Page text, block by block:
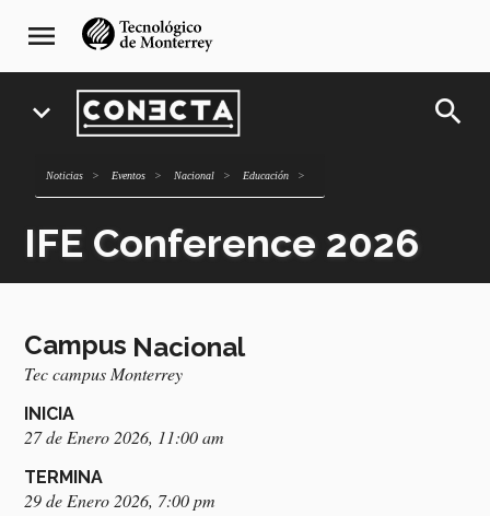
navegación
principal
menu
expand_more search
Noticias Eventos Nacional Educación
IFE Conference 2026
Campus Nacional
Tec campus Monterrey
INICIA
27 de Enero 2026, 11:00 am
TERMINA
29 de Enero 2026, 7:00 pm